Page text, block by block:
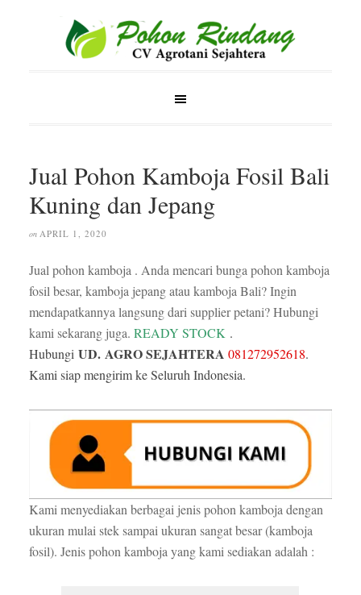
Jual Pohon Kamboja Fosil Bali
Kuning dan Jepang
on APRIL 1, 2020
Jual pohon kamboja . Anda mencari bunga pohon kamboja
fosil besar, kamboja jepang atau kamboja Bali? Ingin
mendapatkannya langsung dari supplier petani? Hubungi
kami sekarang juga. READY STOCK .
Hubungi UD. AGRO SEJAHTERA 081272952618.
Kami siap mengirim ke Seluruh Indonesia.
Kami menyediakan berbagai jenis pohon kamboja dengan
ukuran mulai stek sampai ukuran sangat besar (kamboja
fosil). Jenis pohon kamboja yang kami sediakan adalah :